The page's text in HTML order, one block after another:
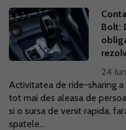
Bolt:
24
Activitatea de ride-sharing
tot mai des aleasa de
si o sursa de venit rapida,
spatele...